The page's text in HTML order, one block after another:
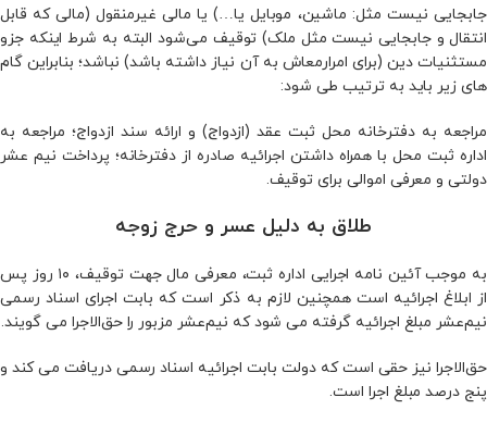
جابجایی نیست مثل: ماشین، موبایل یا…) یا مالی غیرمنقول (مالی که قابل
انتقال و جابجایی نیست مثل ملک) توقیف می‌شود البته به شرط اینکه جزو
مستثنیات دین (برای امرارمعاش به آن نیاز داشته باشد) نباشد؛ بنابراین گام‌
های زیر باید به ترتیب طی شود:
مراجعه به دفترخانه محل ثبت عقد (ازدواج) و ارائه سند ازدواج؛ مراجعه به
اداره ثبت محل با همراه داشتن اجرائیه صادره از دفترخانه؛ پرداخت نیم عشر
دولتی و معرفی اموالی برای توقیف.
طلاق به دلیل عسر و حرج زوجه
به موجب آئین‌ نامه اجرایی اداره ثبت، معرفی مال جهت توقیف، ۱۰ روز پس
از ابلاغ اجرائیه است همچنین لازم به ذکر است که بابت اجرای اسناد رسمی
نیم‌عشر مبلغ اجرائیه گرفته می‌ شود که نیم‌عشر مزبور را حق‌الاجرا می‌ گویند.
حق‌الاجرا نیز حقی است که دولت بابت اجرائیه اسناد رسمی دریافت می‌ کند و
پنج درصد مبلغ اجرا است.